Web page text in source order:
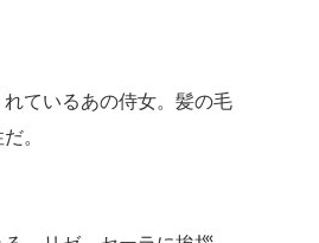
ているあの侍女。髪の毛
。